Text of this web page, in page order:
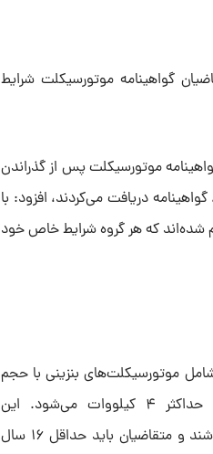
بوده و برای متقاضیان گواهینامه موتورسیکلت شرایط
موتورسیکلت پس از گذراندن
دریافت می‌کردند، افزود: با
شده‌اند که هر گروه شرایط خاص خود
موتورسیکلت‌های بنزینی با حجم
سیلندر حداکثر ۵۰ سی‌سی یا موتورسیکلت‌های برقی با توان حداکثر ۴ کیلووات می‌شود. این
موتورسیکلت‌ها باید حداکثر سرعت ۴۵ کیلومتر در ساعت داشته باشند و متقاضیان باید حداقل ۱۶ سال